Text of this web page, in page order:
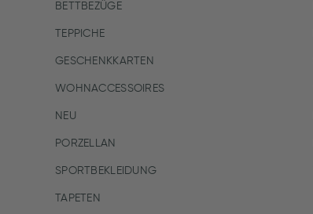
BETTBEZÜGE
TEPPICHE
GESCHENKKARTEN
WOHNACCESSOIRES
NEU
PORZELLAN
SPORTBEKLEIDUNG
TAPETEN